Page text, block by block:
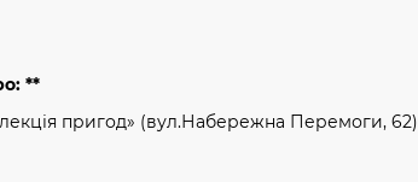
**
пригод» (вул.Набережна Перемоги, 62)